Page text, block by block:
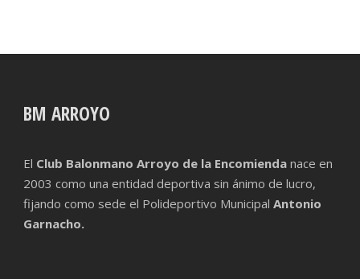
BM ARROYO
El Club Balonmano Arroyo de la Encomienda nace en
2003 como una entidad deportiva sin ánimo de lucro,
fijando como sede el Polideportivo Municipal Antonio
Garnacho.